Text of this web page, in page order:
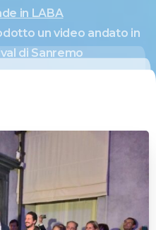
in LABA
un video andato in
di Sanremo